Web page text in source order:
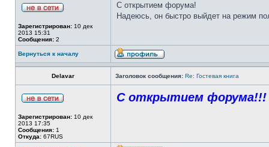
Зарегистрирован: 10 дек
2013 15:31
Сообщения: 2
С открытием форума!
Надеюсь, он быстро выйдет на режим
Вернуться к началу
Delavar Заголовок сообщения: Re: Гостевая книга
Зарегистрирован: 10 дек
2013 17:35
Сообщения: 1
Откуда: 67RUS
С открытием форума!!!